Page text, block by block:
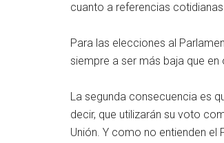
cuanto a referencias
Para las elecciones al
siempre a ser más baja que
La segunda consecuencia es
decir, que utilizarán su voto
Unión. Y como no entienden